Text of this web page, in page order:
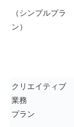
（シンプルプラ
ン）
クリエイティブ
業務
プラン